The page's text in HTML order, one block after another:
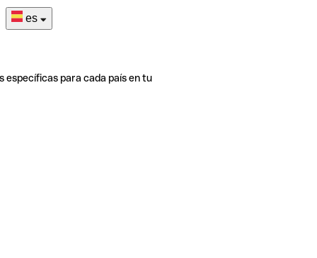
es
específicas para cada país en tu